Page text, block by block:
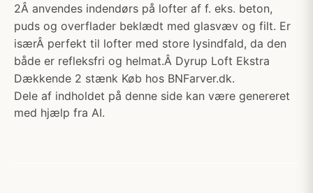
2Â anvendes indendørs på lofter af f. eks. beton,
puds og overflader beklædt med glasvæv og filt. Er
isærÂ perfekt til lofter med store lysindfald, da den
både er refleksfri og helmat.Â Dyrup Loft Ekstra
Dækkende 2 stænk Køb hos BNFarver.dk.
Dele af indholdet på denne side kan være genereret
med hjælp fra AI.